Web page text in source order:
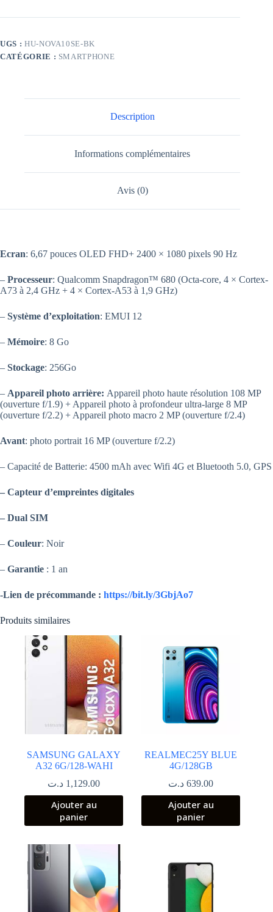
UGS : HU-NOVA10SE-BK
CATÉGORIE : SMARTPHONE
Description
Informations complémentaires
Avis (0)
Ecran: 6,67 pouces OLED FHD+ 2400 × 1080 pixels 90 Hz
– Processeur: Qualcomm Snapdragon™ 680 (Octa-core, 4 × Cortex-
A73 à 2,4 GHz + 4 × Cortex-A53 à 1,9 GHz)
– Système d’exploitation: EMUI 12
– Mémoire: 8 Go
– Stockage: 256Go
– Appareil photo arrière: Appareil photo haute résolution 108 MP
(ouverture f/1.9) + Appareil photo à profondeur ultra-large 8 MP
(ouverture f/2.2) + Appareil photo macro 2 MP (ouverture f/2.4)
Avant: photo portrait 16 MP (ouverture f/2.2)
– Capacité de Batterie: 4500 mAh avec Wifi 4G et Bluetooth 5.0, GPS
– Capteur d’empreintes digitales
– Dual SIM
– Couleur: Noir
– Garantie : 1 an
-Lien de précommande : https://bit.ly/3GbjAo7
Produits similaires
SAMSUNG GALAXY
A32 6G/128-WAHI
1,129.00 د.ت
Ajouter au
panier
REALMEC25Y BLUE
4G/128GB
639.00 د.ت
Ajouter au
panier